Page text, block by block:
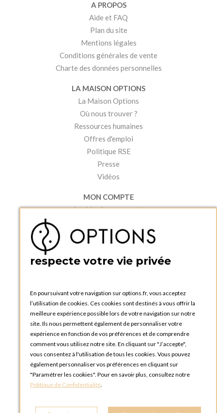
A PROPOS
Aide et FAQ
Plan du site
Mentions légales
Conditions générales de vente
Charte des données personnelles
LA MAISON OPTIONS
La Maison Options
Où nous trouver ?
Ressources humaines
Offres d'emploi
Politique RSE
Presse
Vidéos
MON COMPTE
Accéder à mon compte
Créer un compte
PRATIQUE
Catalogues et bons de commande
Tutoriels
OPTIONS LUXEMBOURG
13 rue Paul Rischard
5324 Contern
LUXEMBOURG
respecte votre vie privée
En poursuivant votre navigation sur options.fr, vous acceptez
l’utilisation de cookies. Ces cookies sont destinés à vous offrir la
meilleure expérience possible lors de votre navigation sur notre
site. Ils nous permettent également de personnaliser votre
expérience en fonction de vos préférences et de comprendre
comment vous utilisez notre site. En cliquant sur "J’accepte",
vous consentez à l'utilisation de tous les cookies. Vous pouvez
également personnaliser vos préférences en cliquant sur
"Paramétrer les cookies". Pour en savoir plus, consultez notre
Politique de Confidentialité.